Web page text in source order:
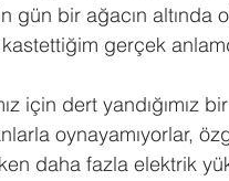
gün bir ağacın
gerçek
için dert yandığımız
oynayamıyorlar,
daha fazla elektrik